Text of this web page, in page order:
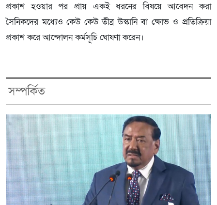
প্রকাশ হওয়ার পর প্রায় একই ধরনের বিষয়ে আবেদন করা
সৈনিকদের মধ্যেও কেউ কেউ তীব্র উস্কানি বা ক্ষোভ ও প্রতিক্রিয়া
প্রকাশ করে আন্দোলন কর্মসূচি ঘোষণা করেন।
সম্পর্কিত